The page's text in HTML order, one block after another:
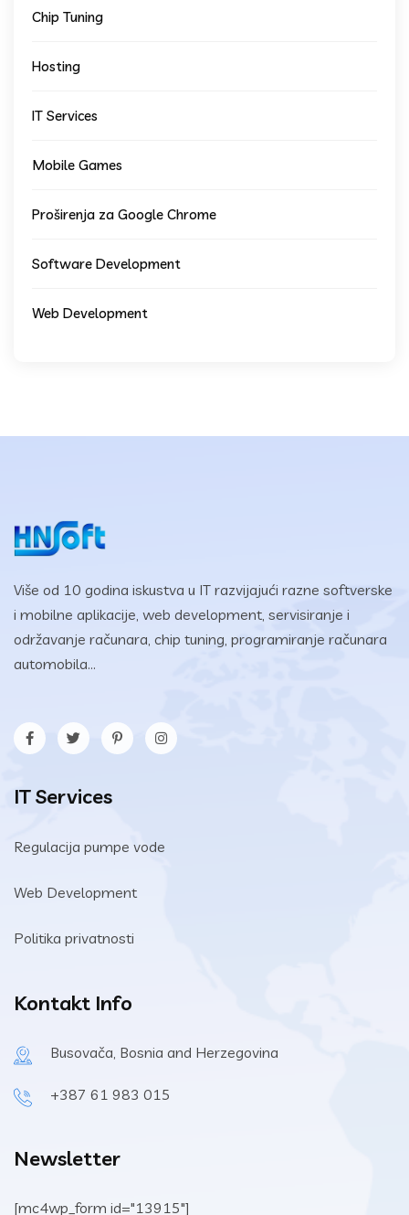
Chip Tuning
Hosting
IT Services
Mobile Games
Proširenja za Google Chrome
Software Development
Web Development
Više od 10 godina iskustva u IT razvijajući razne softverske
i mobilne aplikacije, web development, servisiranje i
održavanje računara, chip tuning, programiranje računara
automobila...
IT Services
Regulacija pumpe vode
Web Development
Politika privatnosti
Kontakt Info
Busovača, Bosnia and Herzegovina
+387 61 983 015
Newsletter
[mc4wp_form id="13915"]